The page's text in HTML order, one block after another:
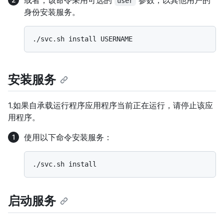
身份安装服务。
安装服务
1.如果自承载运行程序应用程序当前正在运行，请停止该应
用程序。
使用以下命令安装服务：
启动服务